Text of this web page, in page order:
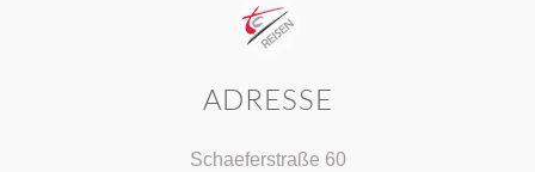
ADRESSE
Schaeferstraße 60